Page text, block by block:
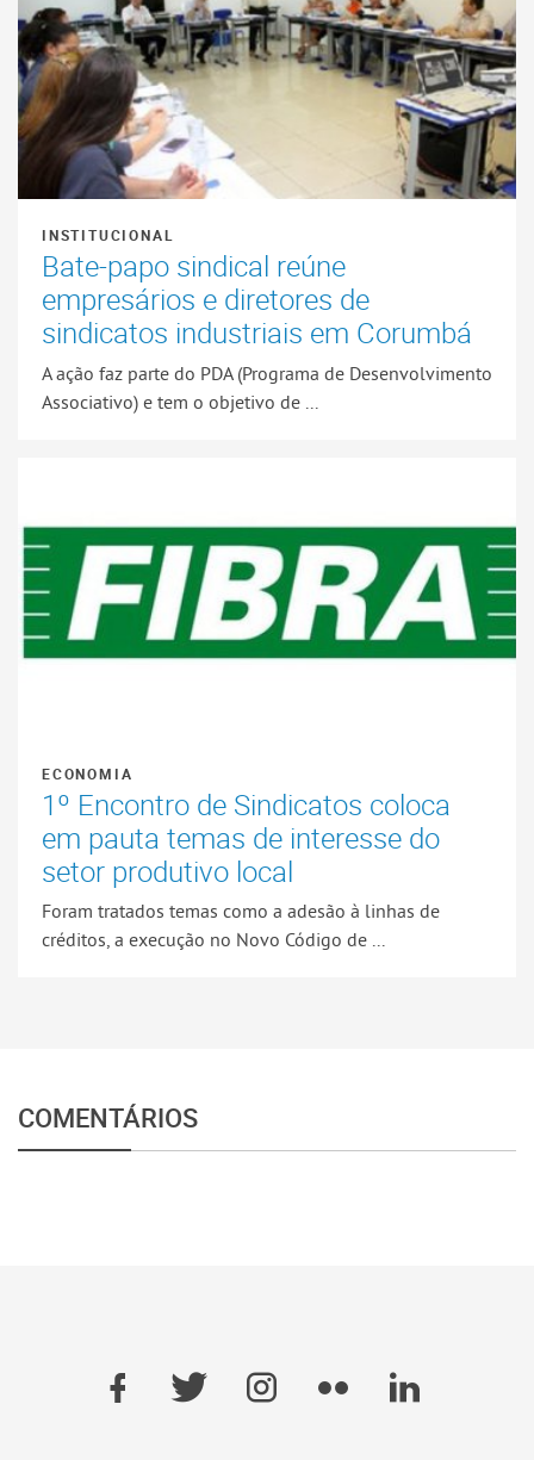
INSTITUCIONAL
Bate-papo sindical reúne
empresários e diretores de
sindicatos industriais em Corumbá
A ação faz parte do PDA (Programa de Desenvolvimento
Associativo) e tem o objetivo de ...
ECONOMIA
1º Encontro de Sindicatos coloca
em pauta temas de interesse do
setor produtivo local
Foram tratados temas como a adesão à linhas de
créditos, a execução no Novo Código de ...
COMENTÁRIOS